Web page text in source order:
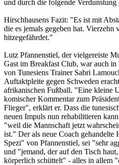
und durch die folgende
Hirschhausens Fazit: "Es ist mit
die es jemals gegeben hat. Vierzehn
hitzegefährdet."
Lutz Pfannenstiel, der vielgereiste
Gast im Breakfast Club, war auch
von Tunesiens Trainer Sabri
Auftaktpleite gegen Schweden
afrikanischen Fußball. "Eine kleine
komischer Kommentar zum
Flieger", erklärt er. Dass die
neuen Impuls nun rehabilitieren
"weil die Mannschaft jetzt
ist." Der als neue Coach gehandelte
Spezi" von Pfannenstiel, sei "sehr
und "jemand, der auf den Tisch
körperlich schüttelt" - alles in allem